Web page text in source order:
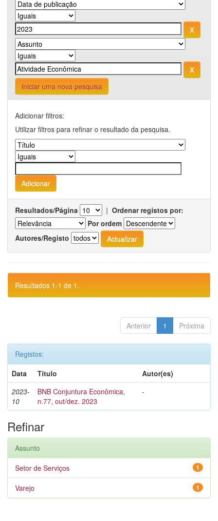
Iniciar uma nova pesquisa
Adicionar filtros:
Utilizar filtros para refinar o resultado da pesquisa.
Resultados/Página | Ordenar registos por:
Por ordem
Autores/Registo
Resultados 1-1 de 1.
Anterior 1 Próxima
Registos:
Data
Título
Autor(es)
2023-
10
BNB Conjuntura Econômica,
n.77, out/dez. 2023
-
Refinar
Assunto
1
Setor de Serviços
1
Varejo